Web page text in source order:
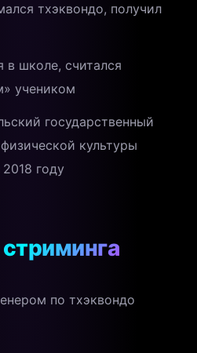
тхэквондо, получил
в школе, считался
учеником
государственный
культуры
году
по тхэквондо